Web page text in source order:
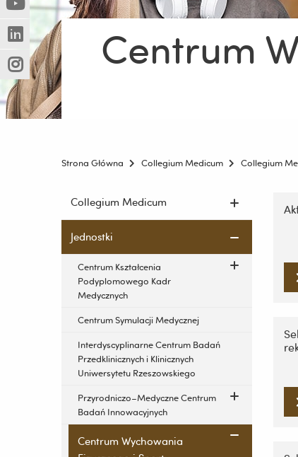
innej
strony)
(Nowe
okno)
(Link
do
innej
strony)
(Nowe
okno)
(Link
do
innej
strony)
(Nowe
okno)
(Link
do
innej
strony)
Centrum
Strona Główna Collegium Medicum Collegium
Pomiń
i
przejdź
do
treści
Collegium Medicum
Jednostki
Centrum Kształcenia
Podyplomowego Kadr
Medycznych
Centrum Symulacji Medycznej
Interdyscyplinarne Centrum Badań
Przedklinicznych i Klinicznych
Uniwersytetu Rzeszowskiego
Przyrodniczo–Medyczne Centrum
Badań Innowacyjnych
Centrum Wychowania
treści